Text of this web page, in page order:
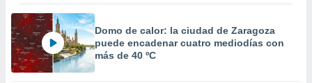
Domo de calor: la ciudad de Zaragoza
puede encadenar cuatro mediodías con
más de 40 ºC